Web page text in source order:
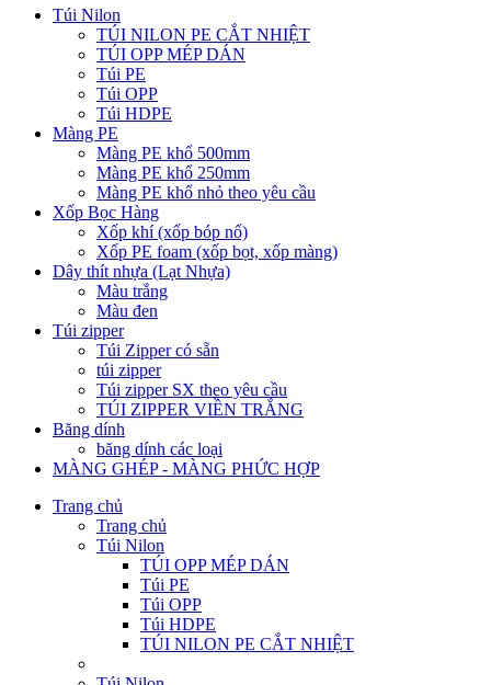
Túi Nilon
TÚI NILON PE CẮT NHIỆT
TÚI OPP MÉP DÁN
Túi PE
Túi OPP
Túi HDPE
Màng PE
Màng PE khổ 500mm
Màng PE khổ 250mm
Màng PE khổ nhỏ theo yêu cầu
Xốp Bọc Hàng
Xốp khí (xốp bóp nổ)
Xốp PE foam (xốp bọt, xốp màng)
Dây thít nhựa (Lạt Nhựa)
Màu trắng
Màu đen
Túi zipper
Túi Zipper có sẵn
túi zipper
Túi zipper SX theo yêu cầu
TÚI ZIPPER VIỀN TRẮNG
Băng dính
băng dính các loại
MÀNG GHÉP - MÀNG PHỨC HỢP
Trang chủ
Trang chủ
Túi Nilon
TÚI OPP MÉP DÁN
Túi PE
Túi OPP
Túi HDPE
TÚI NILON PE CẮT NHIỆT